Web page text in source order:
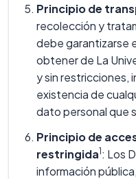
Principio de
recolección y
debe garantizarse
obtener de La
y sin restricciones,
existencia de
dato personal que
Principio de
restringida1 : Los
información